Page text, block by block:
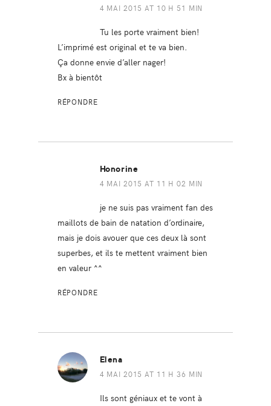
4 MAI 2015 AT 10 H 51 MIN
Tu les porte vraiment bien!
L’imprimé est original et te va bien.
Ça donne envie d’aller nager!
Bx à bientôt
RÉPONDRE
Honorine
4 MAI 2015 AT 11 H 02 MIN
je ne suis pas vraiment fan des
maillots de bain de natation d’ordinaire,
mais je dois avouer que ces deux là sont
superbes, et ils te mettent vraiment bien
en valeur ^^
RÉPONDRE
Elena
4 MAI 2015 AT 11 H 36 MIN
Ils sont géniaux et te vont à